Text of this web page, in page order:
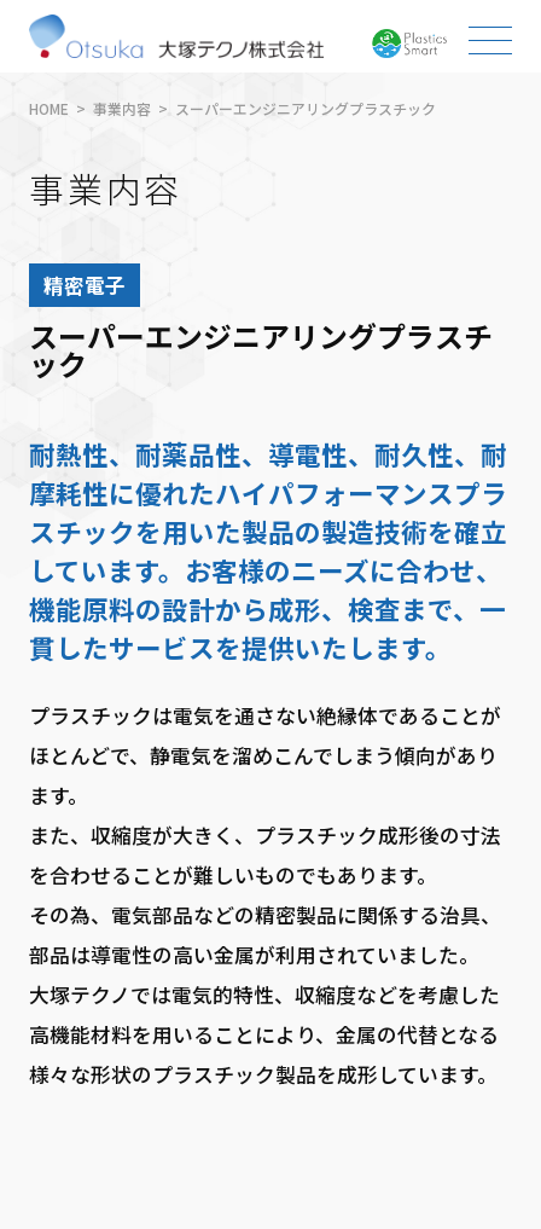
HOME 事業内容 スーパーエンジニアリングプラスチック
事業内容
精密電子
スーパーエンジニアリングプラスチ
ック
耐熱性、耐薬品性、導電性、耐久性、耐
摩耗性に優れたハイパフォーマンスプラ
スチックを用いた製品の製造技術を確立
しています。お客様のニーズに合わせ、
機能原料の設計から成形、検査まで、一
貫したサービスを提供いたします。
プラスチックは電気を通さない絶縁体であることが
ほとんどで、静電気を溜めこんでしまう傾向があり
ます。
また、収縮度が大きく、プラスチック成形後の寸法
を合わせることが難しいものでもあります。
その為、電気部品などの精密製品に関係する治具、
部品は導電性の高い金属が利用されていました。
大塚テクノでは電気的特性、収縮度などを考慮した
高機能材料を用いることにより、金属の代替となる
様々な形状のプラスチック製品を成形しています。